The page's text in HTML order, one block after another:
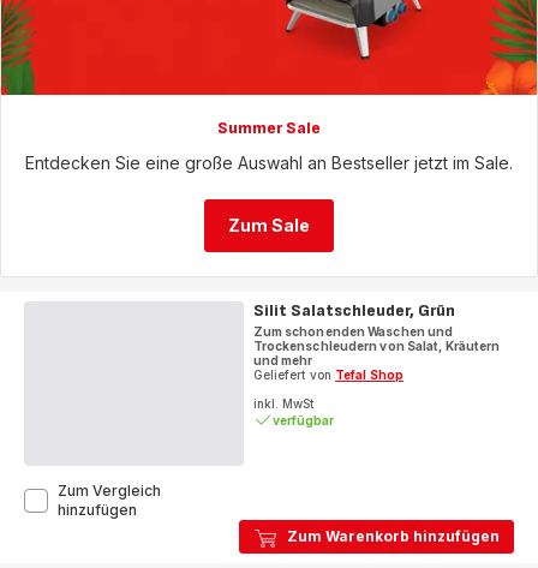
Summer Sale
Entdecken Sie eine große Auswahl an Bestseller jetzt im Sale.
Zum Sale
Zum Warenkorb hinzufügen
Silit Salatschleuder, Grün
Zum schonenden Waschen und
Trockenschleudern von Salat, Kräutern
und mehr
Geliefert von Tefal Shop
inkl. MwSt
verfügbar
Zum Vergleich
hinzufügen
Salatschleuder,